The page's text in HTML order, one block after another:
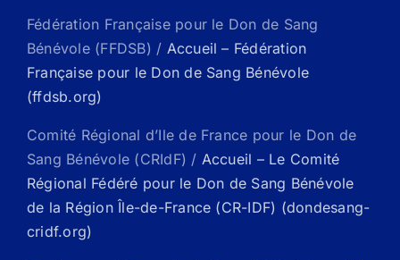
Fédération Française pour le Don de Sang
Bénévole (FFDSB) / Accueil – Fédération
Française pour le Don de Sang Bénévole
(ffdsb.org)
Comité Régional d’Ile de France pour le Don de
Sang Bénévole (CRIdF) / Accueil – Le Comité
Régional Fédéré pour le Don de Sang Bénévole
de la Région Île-de-France (CR-IDF) (dondesang-
cridf.org)